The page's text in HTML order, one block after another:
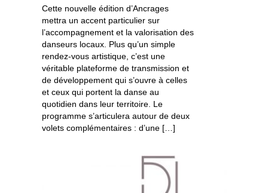
Cette nouvelle édition d’Ancrages
mettra un accent particulier sur
l’accompagnement et la valorisation des
danseurs locaux. Plus qu’un simple
rendez-vous artistique, c’est une
véritable plateforme de transmission et
de développement qui s’ouvre à celles
et ceux qui portent la danse au
quotidien dans leur territoire. Le
programme s’articulera autour de deux
volets complémentaires : d’une […]